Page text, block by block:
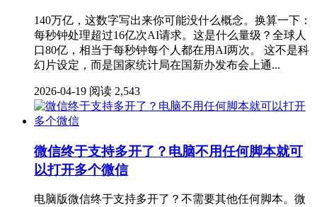
140万亿，这数字写出来你可能没什么概念。换算一下：
每秒钟处理超过16亿次AI请求。这是什么量级？全球人
口80亿，相当于每秒钟每个人都在用AI两次。 这不是科
幻片设定，而是国家统计局在国新办发布会上通...
2026-04-19 阅读 2,543
微信终于支持多开了？电脑不用任何脚本就可
以打开多个微信
电脑版微信终于支持多开了？不需要其他任何脚本。微